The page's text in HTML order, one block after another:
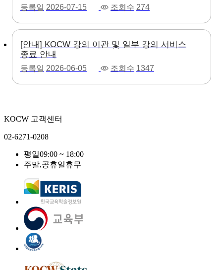
등록일 2026-07-15 조회수 274
[안내] KOCW 강의 이관 및 일부 강의 서비스
종료 안내
등록일 2026-06-05 조회수 1347
KOCW 고객센터
02-6271-0208
평일09:00 ~ 18:00
주말,공휴일휴무